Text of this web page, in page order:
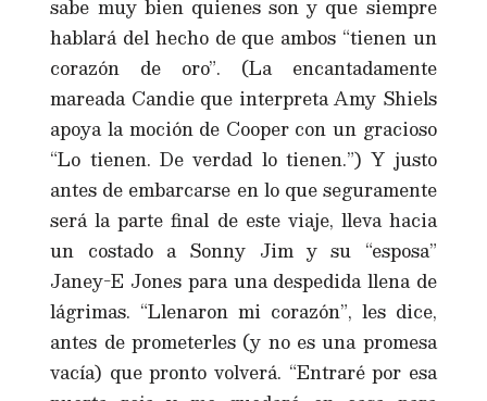
sabe muy bien quienes son y que siempre
hablará del hecho de que ambos “tienen un
corazón de oro”. (La encantadamente
mareada Candie que interpreta Amy Shiels
apoya la moción de Cooper con un gracioso
“Lo tienen. De verdad lo tienen.”) Y justo
antes de embarcarse en lo que seguramente
será la parte final de este viaje, lleva hacia
un costado a Sonny Jim y su “esposa”
Janey-E Jones para una despedida llena de
lágrimas. “Llenaron mi corazón”, les dice,
antes de prometerles (y no es una promesa
vacía) que pronto volverá. “Entraré por esa